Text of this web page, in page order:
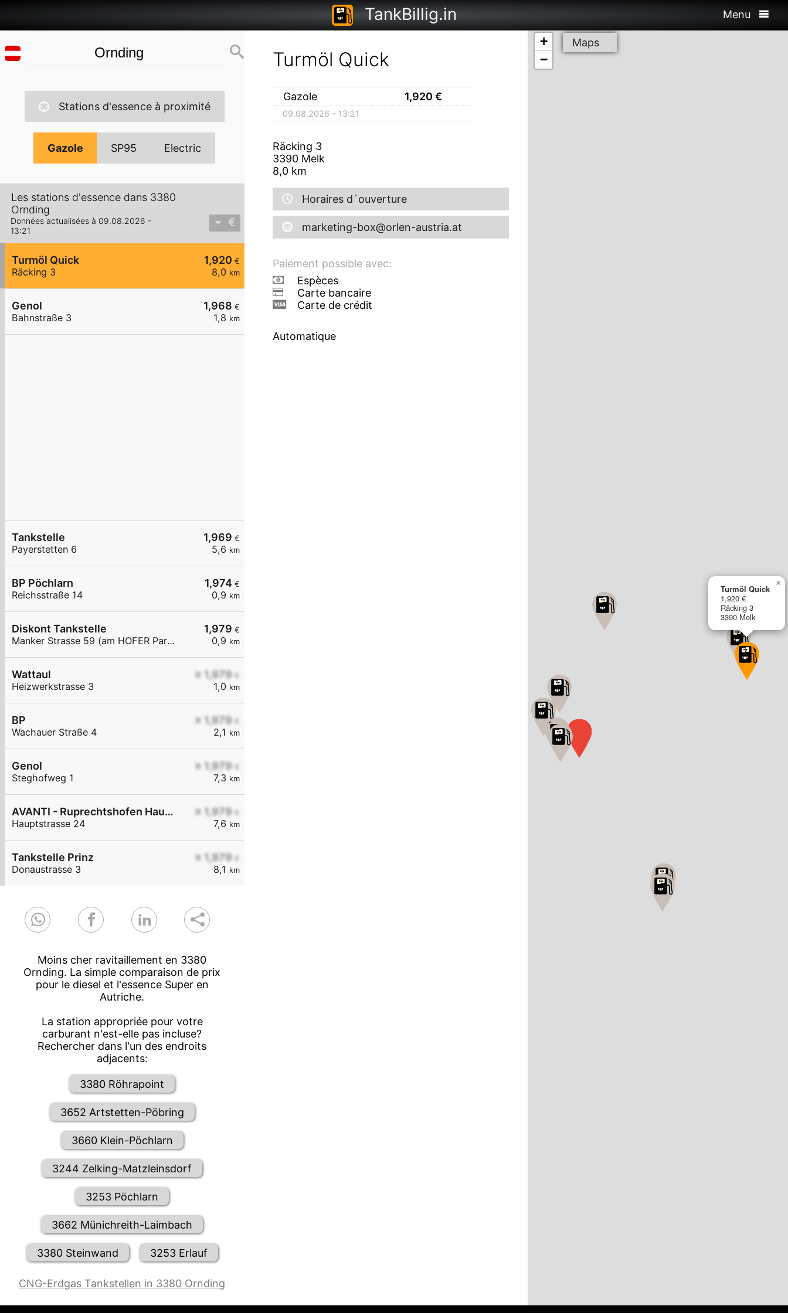
TankBillig.in Menu
Stations d'essence à proximité
Gazole SP95 Electric
Les stations d'essence dans 3380
Ornding
Données actualisées à 09.08.2026 -
13:21
1,920 €
8,0 km
Turmöl Quick
Räcking 3
1,968 €
1,8 km
Genol
Bahnstraße 3
1,969 €
5,6 km
Tankstelle
Payerstetten 6
1,974 €
0,9 km
BP Pöchlarn
Reichsstraße 14
1,979 €
0,9 km
Diskont Tankstelle
Manker Strasse 59 (am HOFER Parkplatz)
≥ 1,979 €
1,0 km
Wattaul
Heizwerkstrasse 3
≥ 1,979 €
2,1 km
BP
Wachauer Straße 4
≥ 1,979 €
7,3 km
Genol
Steghofweg 1
≥ 1,979 €
7,6 km
AVANTI - Ruprechtshofen Hauptstraße 24
Hauptstrasse 24
≥ 1,979 €
8,1 km
Tankstelle Prinz
Donaustrasse 3
Moins cher ravitaillement en 3380
Ornding. La simple comparaison de prix
pour le diesel et l'essence Super en
Autriche.
La station appropriée pour votre
carburant n'est-elle pas incluse?
Rechercher dans l'un des endroits
adjacents:
3380 Röhrapoint
3652 Artstetten-Pöbring
3660 Klein-Pöchlarn
3244 Zelking-Matzleinsdorf
3253 Pöchlarn
3662 Münichreith-Laimbach
3380 Steinwand 3253 Erlauf
CNG-Erdgas Tankstellen in 3380 Ornding
Turmöl Quick
Gazole 1,920 €
09.08.2026 - 13:21
Räcking 3
3390 Melk
8,0km
Horaires d´ouverture
marketing-box@orlen-austria.at
Paiement possible avec:
Espèces
Carte bancaire
Carte de crédit
Automatique
Turmöl Quick
1,920 €
Räcking 3
3390 Melk
×
+
−
Maps